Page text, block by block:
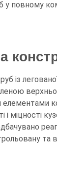
у повному
із
міцності
та